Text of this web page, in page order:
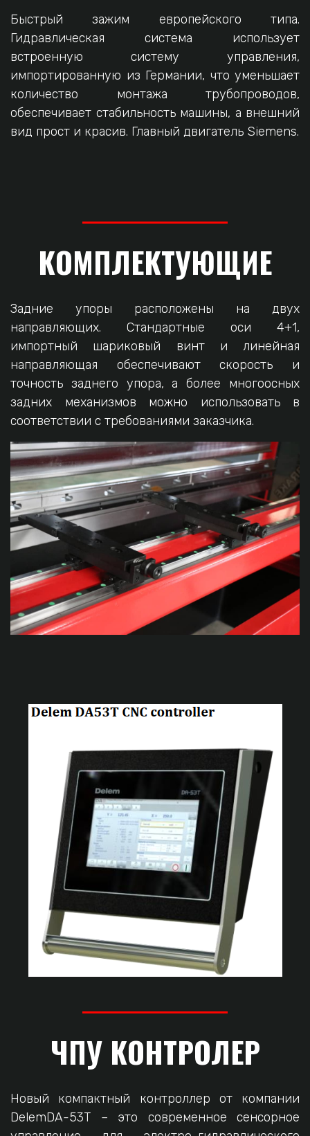
Быстрый зажим европейского типа.
Гидравлическая система использует
встроенную систему управления,
импортированную из Германии, что уменьшает
количество монтажа трубопроводов,
обеспечивает стабильность машины, а внешний
вид прост и красив. Главный двигатель Siemens.
КОМПЛЕКТУЮЩИЕ
Задние упоры расположены на двух
направляющих. Стандартные оси 4+1,
импортный шариковый винт и линейная
направляющая обеспечивают скорость и
точность заднего упора, а более многоосных
задних механизмов можно использовать в
соответствии с требованиями заказчика.
ЧПУ КОНТРОЛЕР
Новый компактный контроллер от компании
DelemDA-53T – это современное сенсорное